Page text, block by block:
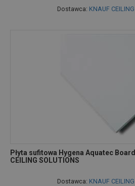
Dostawca: KNAUF
Płyta sufitowa Hygena Aquatec
CEILING SOLUTIONS
Dostawca: KNAUF